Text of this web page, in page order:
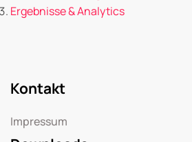
Ergebnisse & Analytics
Kontakt
Impressum